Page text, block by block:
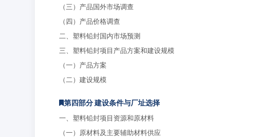
（三）产品国外市场调查
（四）产品价格调查
二、塑料铅封国内市场预测
三、塑料铅封项目产品方案和建设规模
（一）产品方案
（二）建设规模
第四部分 建设条件与厂址选择
一、塑料铅封项目资源和原材料
（一）原材料及主要辅助材料供应